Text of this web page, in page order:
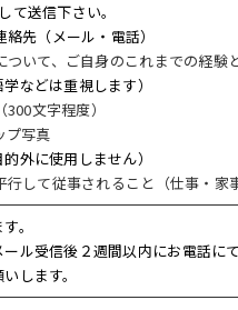
て送信下さい。
先（メール・電話）
いて、ご自身のこれまでの経験
などは重視します）
文字程度）
プ写真
外に使用しません）
して従事されること（仕事・家
。
ル受信後２週間以内にお電話にて
します。